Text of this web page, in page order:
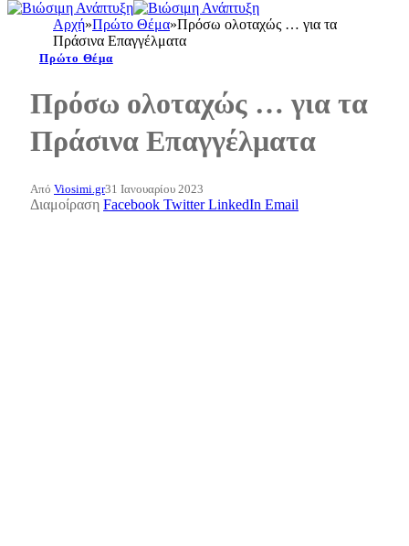
Αρχή»Πρώτο Θέμα»Πρόσω ολοταχώς … για τα
Πράσινα Επαγγέλματα
Πρώτο Θέμα
Πρόσω ολοταχώς … για τα
Πράσινα Επαγγέλματα
Από Viosimi.gr31 Ιανουαρίου 2023
Διαμοίραση Facebook Twitter LinkedIn Email